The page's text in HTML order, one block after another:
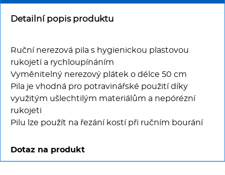
Transport, výdej a regen.
Multifunkce - speciály
Vařiče a výrobníky těstovin
Nástroje
Detailní popis produktu
Ruční nerezová pila s hygienickou plastovou
rukojetí a rychloupínáním
Vyměnitelný nerezový plátek o délce 50 cm
Pila je vhodná pro potravinářské použití díky
využitým ušlechtilým materiálům a nepórézní
rukojeti
Pilu lze použít na řezání kostí při ručním bourání
Dotaz na produkt